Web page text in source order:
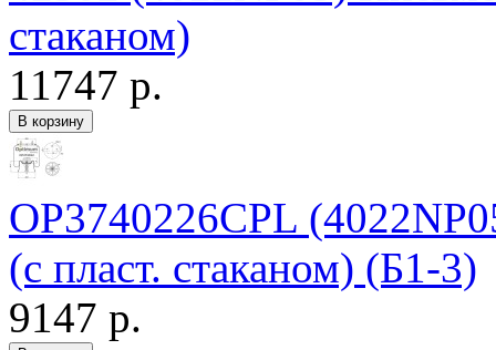
стаканом)
11747 р.
OP3740226CPL
(с пласт. стаканом) (Б1-3)
9147 р.